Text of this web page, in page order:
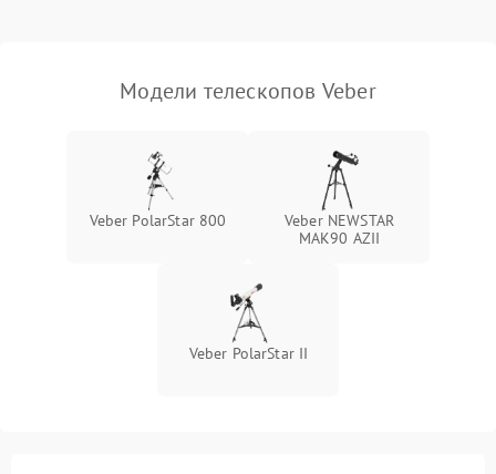
Модели телескопов Veber
Veber PolarStar 800
Veber NEWSTAR
MAK90 AZII
Veber PolarStar II